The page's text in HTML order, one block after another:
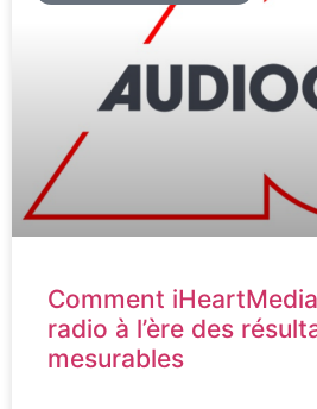
Comment
radio à l’ère des
mesurables